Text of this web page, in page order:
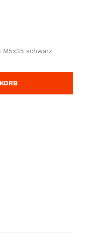
M5x35 schwarz